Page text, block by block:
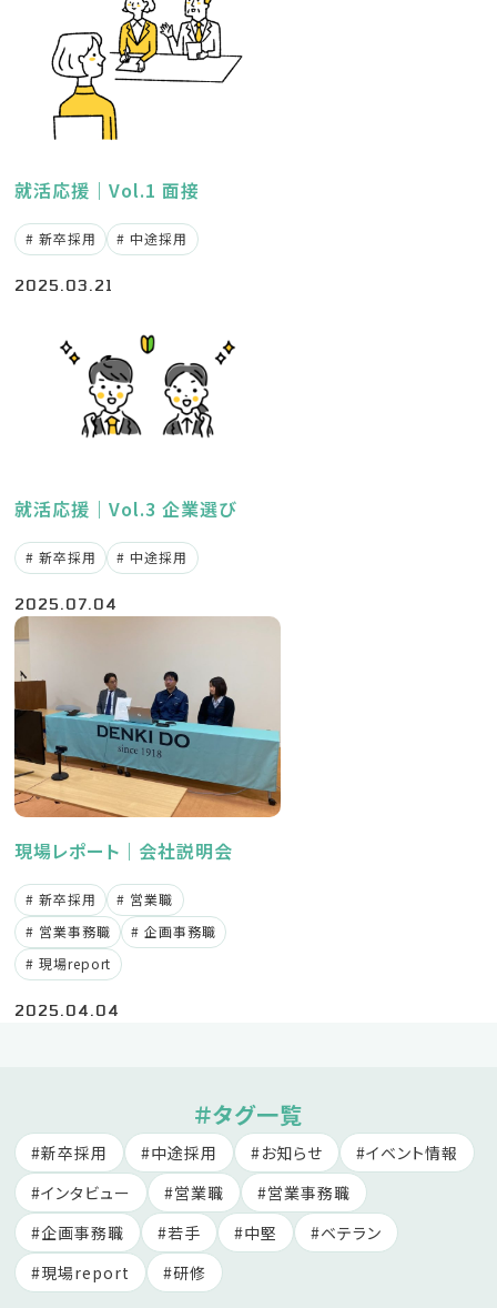
就活応援｜Vol.1 面接
新卒採用 中途採用
2025.03.21
就活応援｜Vol.3 企業選び
新卒採用 中途採用
2025.07.04
現場レポート｜会社説明会
新卒採用
営業職
営業事務職
企画事務職
現場report
2025.04.04
＃タグ一覧
新卒採用 中途採用 お知らせ
イベント情報
インタビュー
営業職
営業事務職
企画事務職
若手 中堅
ベテラン
現場report
研修